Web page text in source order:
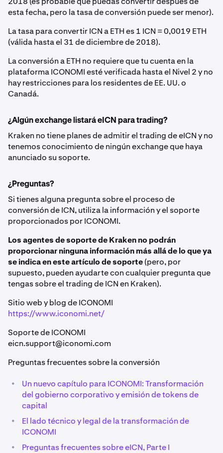
esta fecha, pero la tasa de conversión puede ser menor).
La tasa para convertir ICN a ETH es 1 ICN = 0,0019 ETH
(válida hasta el 31 de diciembre de 2018).
La conversión a ETH no requiere que tu cuenta en la
plataforma ICONOMI esté verificada hasta el Nivel 2 y no
hay restricciones para los residentes de EE. UU. o
Canadá.
¿Algún exchange listará eICN para trading?
Kraken no tiene planes de admitir el trading de eICN y no
tenemos conocimiento de ningún exchange que haya
anunciado su soporte.
¿Preguntas?
Si tienes alguna pregunta sobre el proceso de
conversión de ICN, utiliza la información y el soporte
proporcionados por ICONOMI.
Los agentes de soporte de Kraken no podrán
proporcionar ninguna información más allá de lo que ya
se indica en este artículo de soporte(pero, por
supuesto, pueden ayudarte con cualquier pregunta que
tengas sobre el trading de ICN en Kraken).
Sitio web y blog de ICONOMI
https://www.iconomi.net/
Soporte de ICONOMI
eicn.support@iconomi.com
Preguntas frecuentes sobre la conversión
•
Un nuevo capítulo para ICONOMI: Transformación
del gobierno corporativo y emisión de tokens de
capital
•
El lado técnico y legal de la transformación de
ICONOMI
• Preguntas frecuentes sobre eICN, Parte I